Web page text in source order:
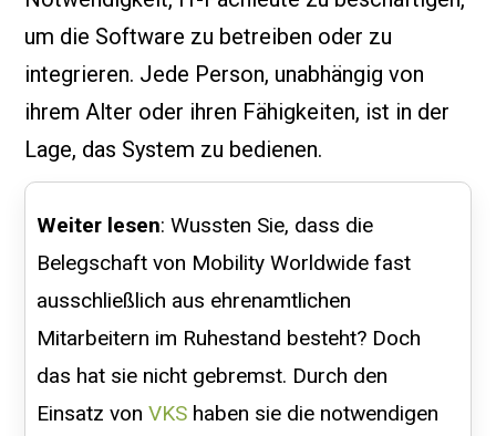
um die Software zu betreiben oder zu
integrieren. Jede Person, unabhängig von
ihrem Alter oder ihren Fähigkeiten, ist in der
Lage, das System zu bedienen.
Weiter lesen: Wussten Sie, dass die
Belegschaft von Mobility Worldwide fast
ausschließlich aus ehrenamtlichen
Mitarbeitern im Ruhestand besteht? Doch
das hat sie nicht gebremst. Durch den
Einsatz vonVKS haben sie die notwendigen